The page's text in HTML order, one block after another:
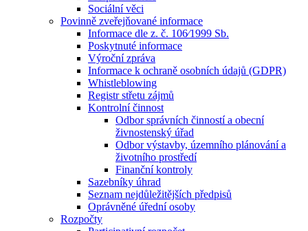
Sociální věci
Povinně zveřejňované informace
Informace dle z. č. 106⁄1999 Sb.
Poskytnuté informace
Výroční zpráva
Informace k ochraně osobních údajů (GDPR)
Whistleblowing
Registr střetu zájmů
Kontrolní činnost
Odbor správních činností a obecní
živnostenský úřad
Odbor výstavby, územního plánování a
životního prostředí
Finanční kontroly
Sazebníky úhrad
Seznam nejdůležitějších předpisů
Oprávněné úřední osoby
Rozpočty